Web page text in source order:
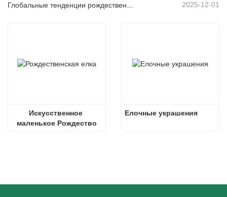
Глобальные тенденции рождественского декора и почему Christmas Queen продолжает лидировать на рынке 2025-12-01
Искусственное
маленькое Рождество
Елочные украшения